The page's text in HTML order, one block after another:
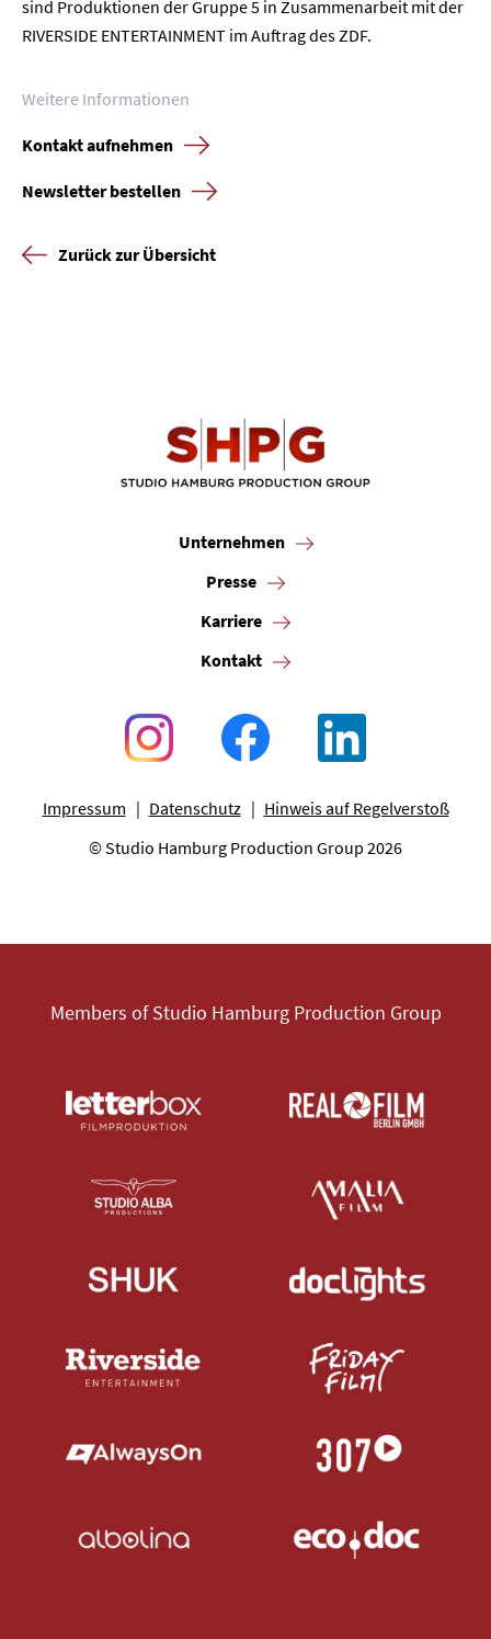
sind Produktionen der Gruppe 5 in Zusammenarbeit mit der
RIVERSIDE ENTERTAINMENT im Auftrag des ZDF.
Weitere Informationen
Kontakt aufnehmen
Newsletter bestellen
Zurück zur Übersicht
Unternehmen
Presse
Karriere
Kontakt
Impressum Datenschutz
Hinweis auf Regelverstoß
© Studio Hamburg Production Group 2026
Members of Studio Hamburg Production Group